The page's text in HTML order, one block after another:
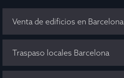
Venta de edificios en Barcelona
Traspaso locales Barcelona